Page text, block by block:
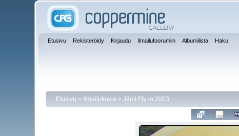
Etusivu Rekisteröidy Kirjaudu Ilmailufoorumiin Albumilista Haku
Etusivu > Ilmailukuvia> Jämi Fly-in 2003